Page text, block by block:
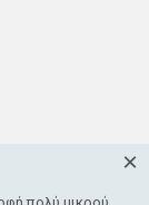
×